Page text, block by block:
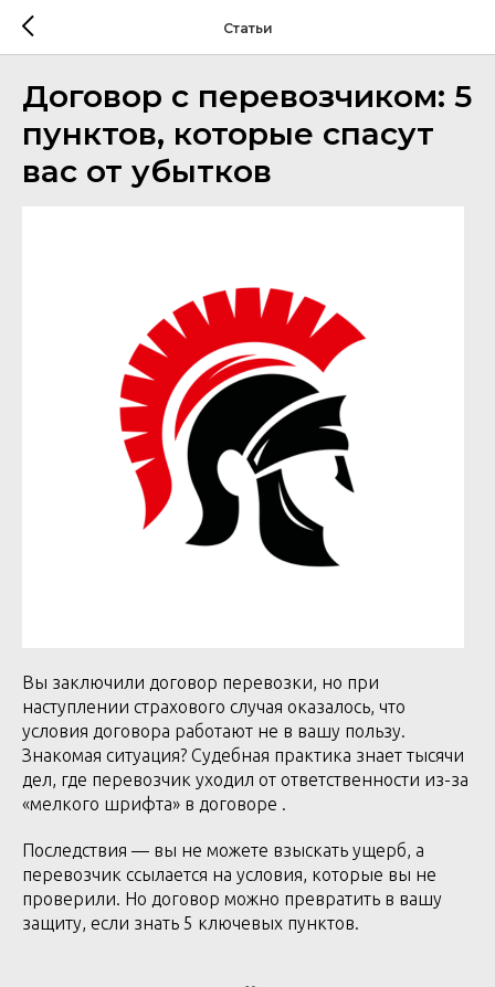
Статьи
Договор с перевозчиком: 5
пунктов, которые спасут
вас от убытков
Вы заключили договор перевозки, но при
наступлении страхового случая оказалось, что
условия договора работают не в вашу пользу.
Знакомая ситуация? Судебная практика знает тысячи
дел, где перевозчик уходил от ответственности из-за
«мелкого шрифта» в договоре .
Последствия — вы не можете взыскать ущерб, а
перевозчик ссылается на условия, которые вы не
проверили. Но договор можно превратить в вашу
защиту, если знать 5 ключевых пунктов.